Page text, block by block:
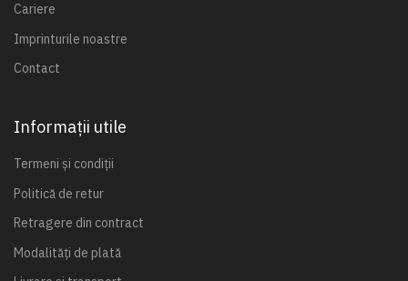
Cariere
Imprinturile noastre
Contact
Informații utile
Termeni și condiții
Politică de retur
Retragere din contract
Modalități de plată